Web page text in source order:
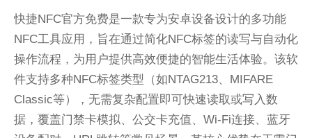
快捷NFC官方免费是一款专为安卓设备设计的多功能
NFC工具应用，旨在通过简化NFC标签的读写与自动化
操作流程，为用户提供高效便捷的智能生活体验。该软
件支持多种NFC标签类型（如NTAG213、MIFARE
Classic等），无需复杂配置即可快速读取或写入数
据，覆盖门禁卡模拟、公交卡充值、Wi-Fi连接、蓝牙